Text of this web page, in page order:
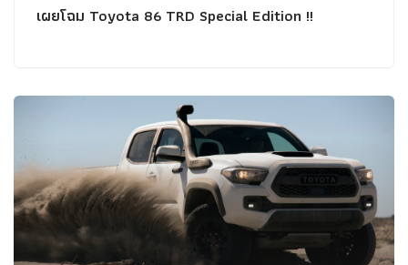
เผยโฉม Toyota 86 TRD Special Edition !!